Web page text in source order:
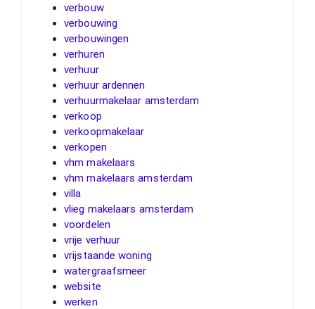
verbouw
verbouwing
verbouwingen
verhuren
verhuur
verhuur ardennen
verhuurmakelaar amsterdam
verkoop
verkoopmakelaar
verkopen
vhm makelaars
vhm makelaars amsterdam
villa
vlieg makelaars amsterdam
voordelen
vrije verhuur
vrijstaande woning
watergraafsmeer
website
werken